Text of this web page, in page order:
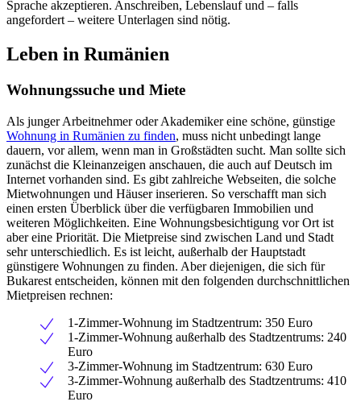
Sprache akzeptieren. Anschreiben, Lebenslauf und – falls
angefordert – weitere Unterlagen sind nötig.
Leben in Rumänien
Wohnungssuche und Miete
Als junger Arbeitnehmer oder Akademiker eine schöne, günstige
Wohnung in Rumänien zu finden, muss nicht unbedingt lange
dauern, vor allem, wenn man in Großstädten sucht. Man sollte sich
zunächst die Kleinanzeigen anschauen, die auch auf Deutsch im
Internet vorhanden sind. Es gibt zahlreiche Webseiten, die solche
Mietwohnungen und Häuser inserieren. So verschafft man sich
einen ersten Überblick über die verfügbaren Immobilien und
weiteren Möglichkeiten. Eine Wohnungsbesichtigung vor Ort ist
aber eine Priorität. Die Mietpreise sind zwischen Land und Stadt
sehr unterschiedlich. Es ist leicht, außerhalb der Hauptstadt
günstigere Wohnungen zu finden. Aber diejenigen, die sich für
Bukarest entscheiden, können mit den folgenden durchschnittlichen
Mietpreisen rechnen:
1-Zimmer-Wohnung im Stadtzentrum: 350 Euro
1-Zimmer-Wohnung außerhalb des Stadtzentrums: 240
Euro
3-Zimmer-Wohnung im Stadtzentrum: 630 Euro
3-Zimmer-Wohnung außerhalb des Stadtzentrums: 410
Euro